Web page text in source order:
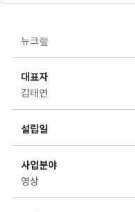
뉴크랲
대표자
김태연
설립일
사업분야
영상